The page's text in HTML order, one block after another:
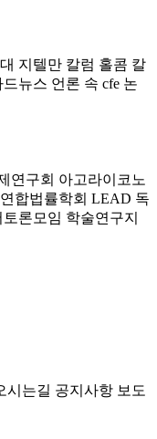
지텔만 칼럼 홀콤 칼
드뉴스 언론 속 cfe 논
연구회 아고라이코노
연합법률학회 LEAD 독
론모임 학술연구지
시는길 공지사항 보도